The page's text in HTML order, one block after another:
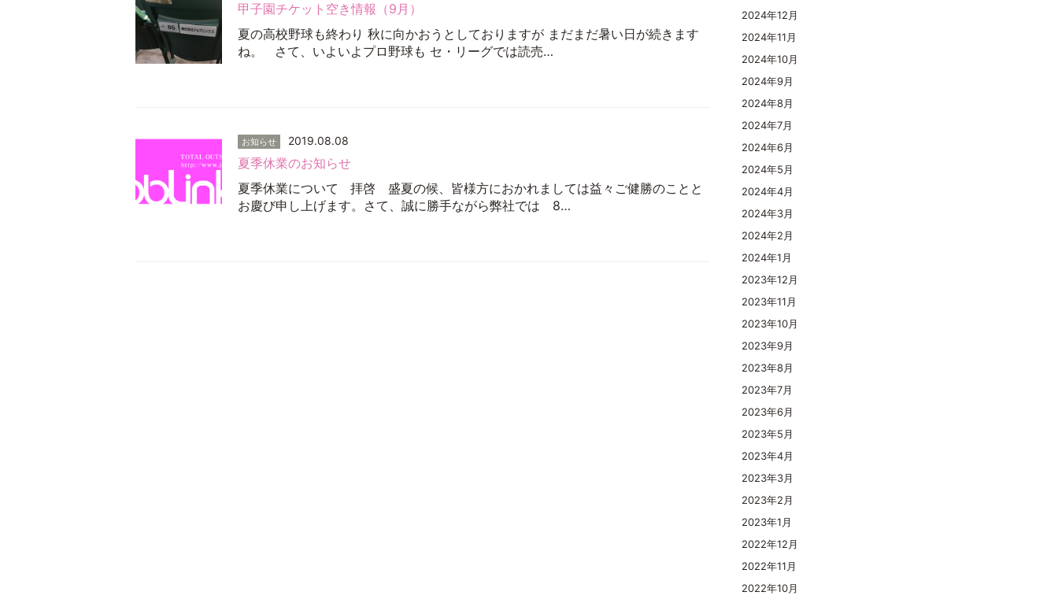
甲子園チケット空き情報（9月）
夏の高校野球も終わり 秋に向かおうとしておりますが まだまだ暑い日が続きます
ね。 さて、いよいよプロ野球も セ・リーグでは読売…
お知らせ 2019.08.08
夏季休業のお知らせ
夏季休業について 拝啓 盛夏の候、皆様方におかれましては益々ご健勝のことと
お慶び申し上げます。さて、誠に勝手ながら弊社では 8…
2024年12月
2024年11月
2024年10月
2024年9月
2024年8月
2024年7月
2024年6月
2024年5月
2024年4月
2024年3月
2024年2月
2024年1月
2023年12月
2023年11月
2023年10月
2023年9月
2023年8月
2023年7月
2023年6月
2023年5月
2023年4月
2023年3月
2023年2月
2023年1月
2022年12月
2022年11月
2022年10月